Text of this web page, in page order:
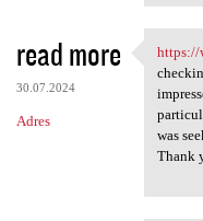
read more
30.07.2024
Adres
https://
was
Thank